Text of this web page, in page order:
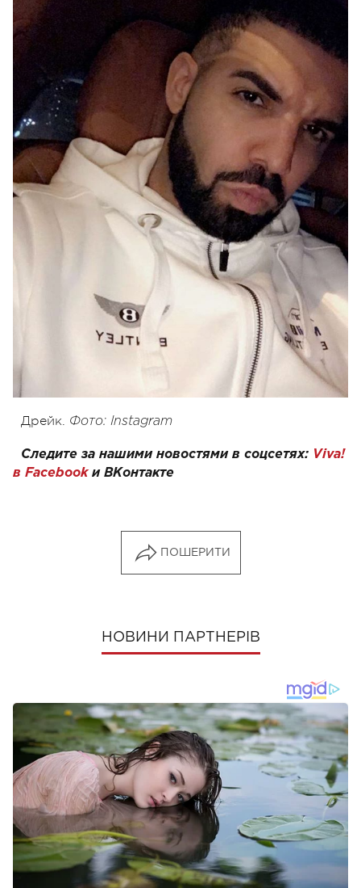
Дрейк. Фото: Instagram
Следите за нашими новостями в соцсетях: Viva!
в Facebookи ВКонтакте
ПОШЕРИТИ
НОВИНИ ПАРТНЕРІВ